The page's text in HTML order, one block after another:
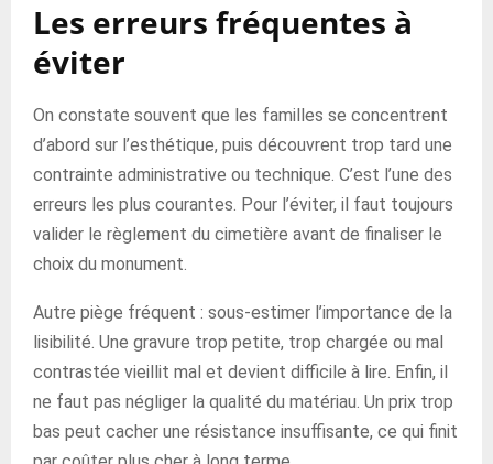
Les erreurs fréquentes à
éviter
On constate souvent que les familles se concentrent
d’abord sur l’esthétique, puis découvrent trop tard une
contrainte administrative ou technique. C’est l’une des
erreurs les plus courantes. Pour l’éviter, il faut toujours
valider le règlement du cimetière avant de finaliser le
choix du monument.
Autre piège fréquent : sous-estimer l’importance de la
lisibilité. Une gravure trop petite, trop chargée ou mal
contrastée vieillit mal et devient difficile à lire. Enfin, il
ne faut pas négliger la qualité du matériau. Un prix trop
bas peut cacher une résistance insuffisante, ce qui finit